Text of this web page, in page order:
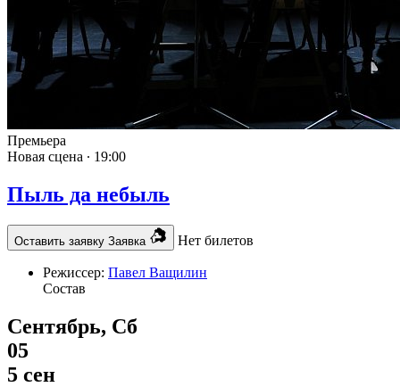
Премьера
Новая сцена ∙ 19:00
Пыль да небыль
Оставить заявку Заявка Нет билетов
Режиссер: Павел Ващилин
Состав
Сентябрь, Сб
05
5 сен